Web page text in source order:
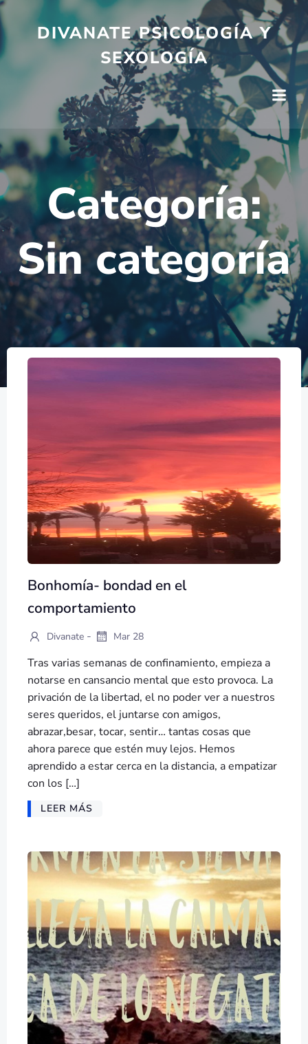
al
contenido
DIVANATE PSICOLOGÍA Y
SEXOLOGÍA
Categoría:
Sin categoría
Bonhomía- bondad en el
comportamiento
Divanate - Mar 28
Tras varias semanas de confinamiento, empieza a
notarse en cansancio mental que esto provoca. La
privación de la libertad, el no poder ver a nuestros
seres queridos, el juntarse con amigos,
abrazar,besar, tocar, sentir… tantas cosas que
ahora parece que estén muy lejos. Hemos
aprendido a estar cerca en la distancia, a empatizar
con los […]
LEER MÁS